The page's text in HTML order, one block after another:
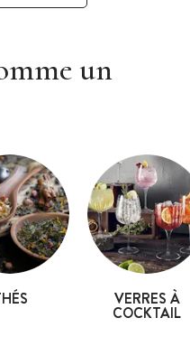
un
VERRES À
COCKTAIL